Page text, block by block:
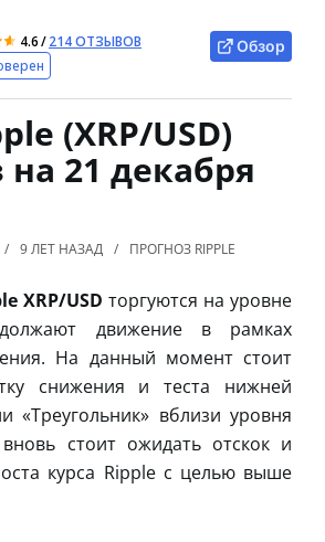
4.6/214 ОТЗЫВОВ
Обзор
(XRP/USD)
на 21 декабря
9 ЛЕТ НАЗАД ПРОГНОЗ RIPPLE
XRP/USD торгуются на уровне
движение в рамках
На данный момент стоит
снижения и теста нижней
«Треугольник» вблизи уровня
стоит ожидать отскок и
курса Ripple с целью выше